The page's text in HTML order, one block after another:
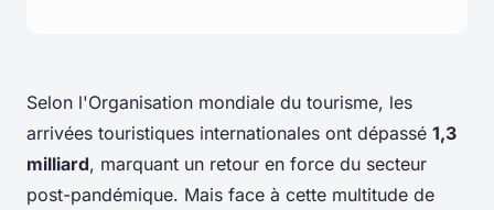
Selon l'Organisation mondiale du tourisme, les
arrivées touristiques internationales ont dépassé 1,3
milliard, marquant un retour en force du secteur
post-pandémique. Mais face à cette multitude de